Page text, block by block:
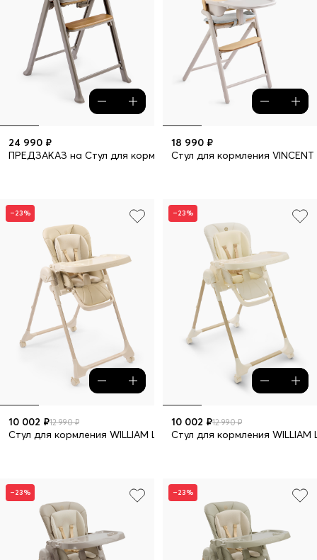
24 990 ₽
ПРЕДЗАКАЗ на Стул для кормления DORIAN
18 990 ₽
Стул для кормления VINCENT
–23%
10 002 ₽12 990 ₽
Стул для кормления WILLIAM LUX
–23%
10 002 ₽12 990 ₽
Стул для кормления WILLIAM
–23% –23%